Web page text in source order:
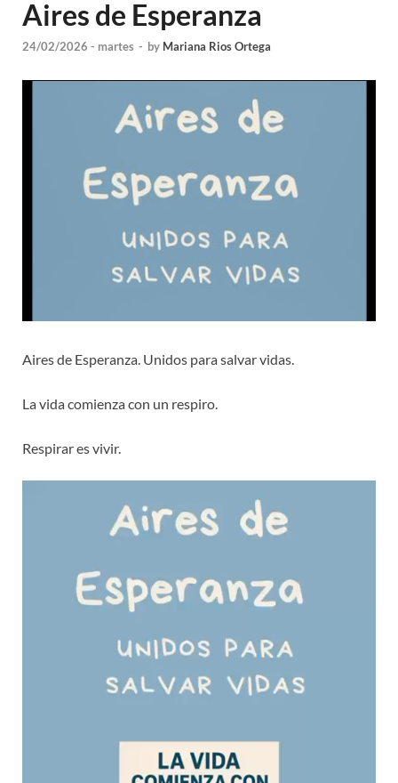
Aires de Esperanza
24/02/2026 - martes - by Mariana Rios Ortega
Aires de Esperanza. Unidos para salvar vidas.
La vida comienza con un respiro.
Respirar es vivir.